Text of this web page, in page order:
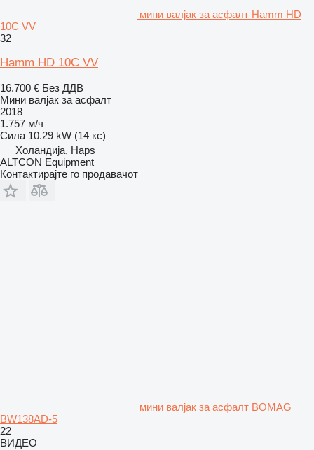
мини валјак за асфалт Hamm HD
10C VV
32
Hamm HD 10C VV
16.700 € Без ДДВ
Мини валјак за асфалт
2018
1.757 м/ч
Сила 10.29 kW (14 кс)
Холандија, Haps
ALTCON Equipment
Контактирајте го продавачот
мини валјак за асфалт BOMAG
BW138AD-5
22
ВИДЕО